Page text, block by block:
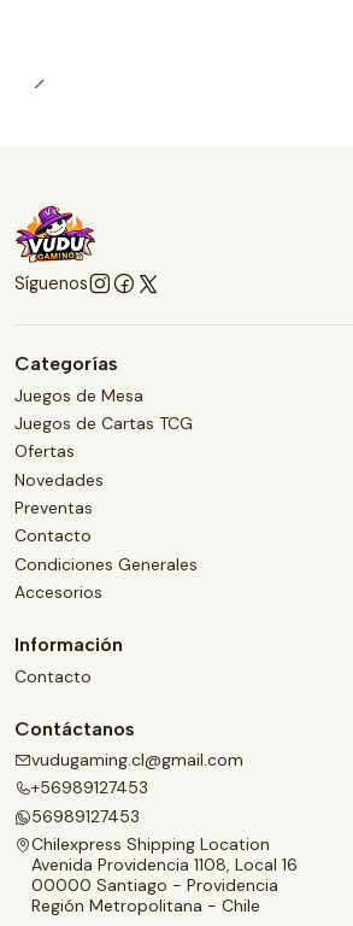
Síguenos
Categorías
Juegos de Mesa
Juegos de Cartas TCG
Ofertas
Novedades
Preventas
Contacto
Condiciones Generales
Accesorios
Información
Contacto
Contáctanos
vudugaming.cl@gmail.com
+56989127453
56989127453
Chilexpress Shipping Location
Avenida Providencia 1108, Local 16
00000 Santiago - Providencia
Región Metropolitana - Chile